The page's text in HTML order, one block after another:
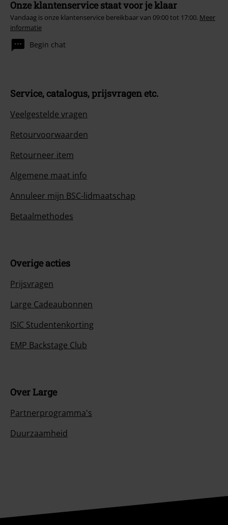
Onze klantenservice staat voor je klaar
Vandaag is onze klantenservice bereikbaar van 09:00 tot 17:00. Meer
informatie
Begin chat
Service, catalogus, prijsvragen etc.
Veelgestelde vragen
Retourvoorwaarden
Retourneer item
Algemene maat info
Annuleer mijn BSC-lidmaatschap
Betaalmethodes
Overige acties
Prijsvragen
Large Cadeaubonnen
ISIC Studentenkorting
EMP Backstage Club
Over Large
Partnerprogramma's
Duurzaamheid